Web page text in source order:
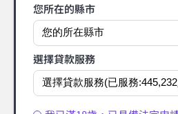
您所在的縣市
選擇貸款服務